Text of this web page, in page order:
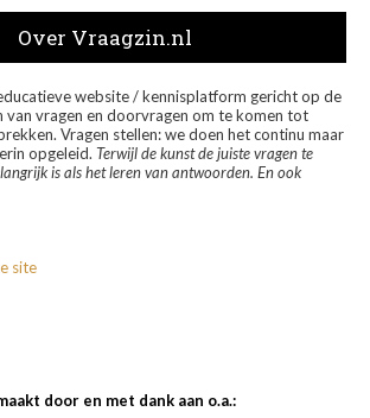
Over Vraagzin.nl
website / kennisplatform gericht op de
van vragen en doorvragen om te komen tot
Vragen stellen: we doen het continu maar
opgeleid. Terwijl de kunst de juiste vragen te
is als het leren van antwoorden. En ook
site
door en met dank aan o.a.: